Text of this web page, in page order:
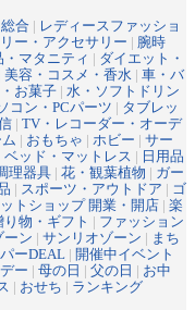
合 | レディースファッショ
ー・アクセサリー | 腕時
マタニティ | ダイエット・
美容・コスメ・香水 | 車・バ
お菓子 | 水・ソフトドリン
コン・PCパーツ | タブレッ
| TV・レコーダー・オーデ
| おもちゃ | ホビー | サー
ベッド・マットレス | 日用品
理器具 | 花・観葉植物 | ガー
| スポーツ・アウトドア | ゴ
トショップ 開業・開店 | 楽
り物・ギフト | ファッション
ーン | サンリオゾーン | まち
ーDEAL | 開催中イベント
ー | 母の日 | 父の日 | お中
| おせち | ランキング